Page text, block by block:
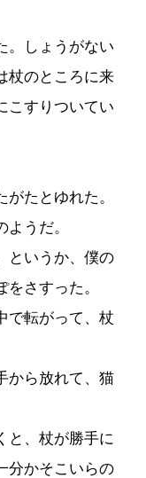
。しょうがない
杖のところに来
こすりついてい
たとゆれた。
うだ。
というか、僕の
さすった。
で転がって、杖
から放れて、猫
と、杖が勝手に
分かそこいらの